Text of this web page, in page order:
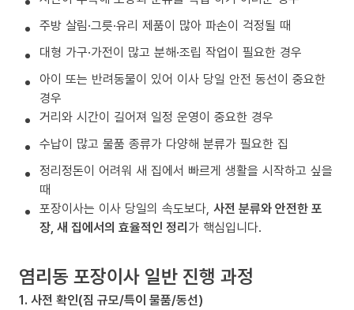
주방 살림·그릇·유리 제품이 많아 파손이 걱정될 때
대형 가구·가전이 많고 분해·조립 작업이 필요한 경우
아이 또는 반려동물이 있어 이사 당일 안전 동선이 중요한
경우
거리와 시간이 길어져 일정 운영이 중요한 경우
수납이 많고 물품 종류가 다양해 분류가 필요한 집
정리정돈이 어려워 새 집에서 빠르게 생활을 시작하고 싶을
때
포장이사는 이사 당일의 속도보다, 사전 분류와 안전한 포
장, 새 집에서의 효율적인 정리가 핵심입니다.
염리동 포장이사 일반 진행 과정
1. 사전 확인(짐 규모/특이 물품/동선)